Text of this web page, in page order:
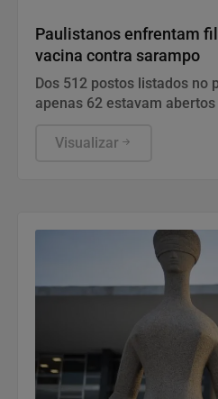
Paulistanos enfrentam
vacina contra sarampo
Dos 512 postos listados no
apenas 62 estavam
segunda a sexta-feira.
Visualizar